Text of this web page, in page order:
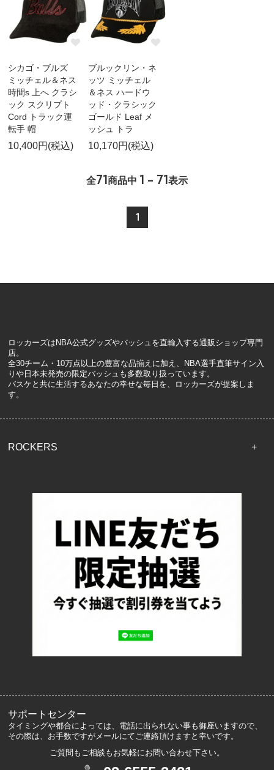
シカゴ・ブルズ
ミッチェル＆ネス
時間s 上へ クラシ
ック スクリプト
Cord トラック運
転手 帽
10,400円(税込)
ブルックリン・ネ
ッツ ミッチェル
＆ネス ハードウ
ッド・クラシック
ゴールド Leaf メ
ッシュ トラ
10,170円(税込)
全71商品中 1 - 71表示
1
ロッカーズはNBA公式グッズやバッシュを直輸入する通販ショップ専門
店。
全30チーム・10万点以上の豊富な品揃えに加え、NBA選手直筆サイン入
りや日本未発売の限定バッシュも多数取り扱っています。
バスケと共に生活するあなたの幸せな毎日を、ロッカーズが提案しま
す。
ROCKERS
配送・送料について
返品について
お支払い方法について
特定商取引法に基づく表記
プライバシーポリシー
ロッカーズについて
サポートセンター
タイミングや都合によっては、電話に出られない事も御座いますので、
その際は、お手数ですがメールにてご連絡頂けますと幸いです。
ご質問もご相談もお気軽にお問い合わせ下さい。